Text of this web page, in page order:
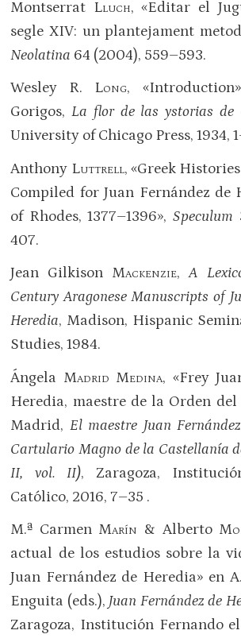
Montserrat Lluch, «Editar el
segle XIV: un plantejament
Neolatina 64 (2004), 559–593.
Wesley R. Long,
Gorigos,La flor de las ystorias de
University of Chicago Press, 1934,
Anthony Luttrell, «Greek
Compiled for Juan Fernández de
of Rhodes, 1377–1396», Speculum
407.
Jean Gilkison Mackenzie,A
Century Aragonese Manuscripts of
Heredia, Madison, Hispanic
Studies, 1984.
Ángela Madrid Medina, «Frey
Heredia, maestre de la Orden
Madrid, El maestre Juan
Cartulario Magno de la Castellanía
II, vol. II), Zaragoza,
Católico, 2016, 7–35 .
M.ª Carmen Marín & Alberto
actual de los estudios sobre la
Juan Fernández de Heredia» en
Enguita (eds.), Juan Fernández de
Zaragoza, Institución Fernando